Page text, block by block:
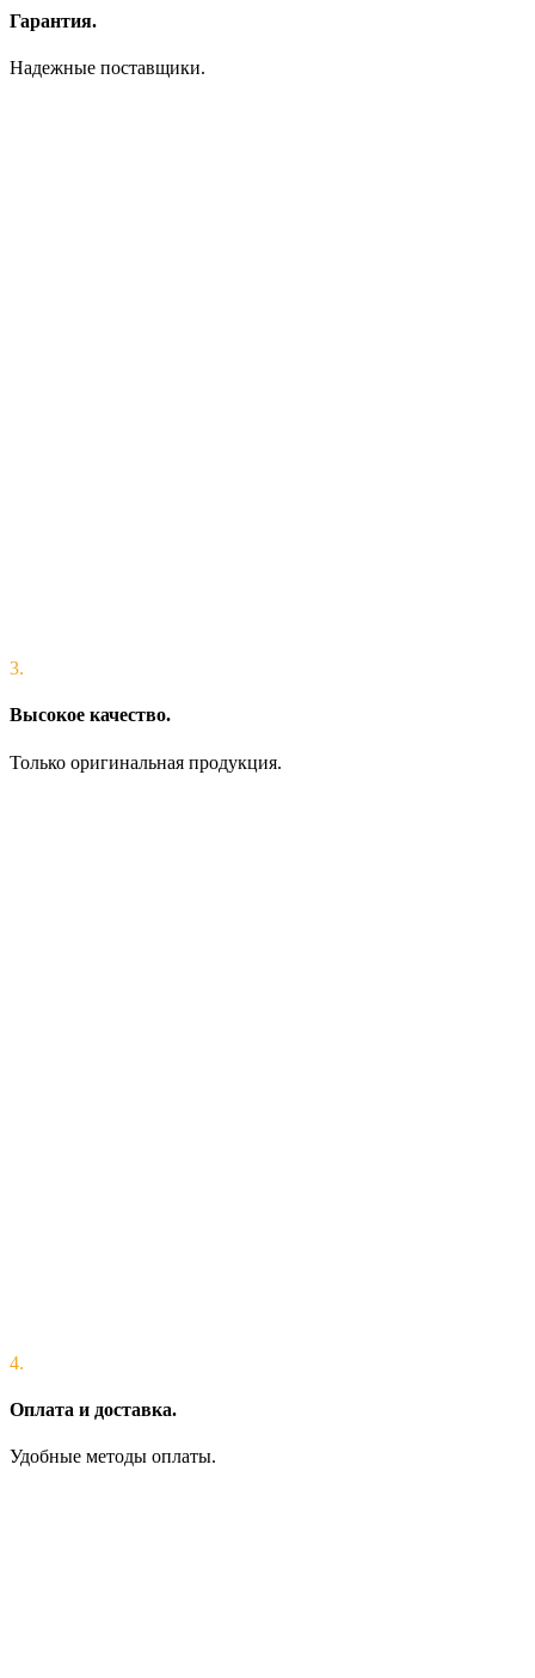
Гарантия.
Надежные поставщики.
3.
Высокое качество.
Только оригинальная продукция.
4.
Оплата и доставка.
Удобные методы оплаты.